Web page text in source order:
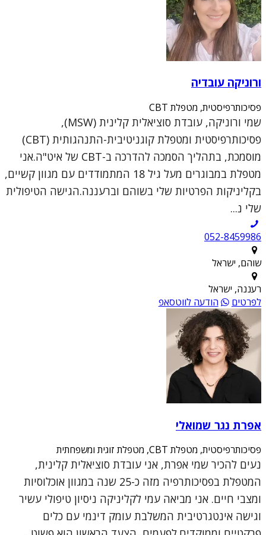
ורוניקה עובדיה
פסיכותרפיסטית, מטפלת CBT
שמי ורוניקה, עובדת סוציאלית קלינית (MSW),
פסיכותרפיסטית ומטפלת קוגניטיבית-התנהגותית (CBT)
מוסמכת, בתהליך הסמכה להדרכה ב-CBT של איט"ה.אני
מטפלת במבוגרים מעל גיל 18 המתמודדים עם מגוון קשיים,
בקליניקות הפרטיות שלי בשוהם וברעננה.הגישה הטיפולית
שלי נ...
052-8459986
שוהם, ישראל
רעננה, ישראל
לפרטים
הודעה לווטסאפ
אפרת נגר שמואלי
פסיכותרפיסטית, מטפלת CBT, מטפלת זוגית ומשפחתית
נעים להכיר שמי אפרת, אני עובדת סוציאלית קלינית,
המטפלת בפסיכותרפיה מזה כ-25 שנה במגוון אוכלוסיות
ומצבי חיים. אני מביאה עמי לקליניקה ניסיון טיפולי עשיר
וגישה אינטגרטיבית המשלבת עומק דינמי עם כלים